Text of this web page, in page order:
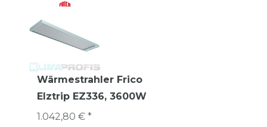
Wärmestrahler Frico
Elztrip EZ336, 3600W
1.042,80 € *